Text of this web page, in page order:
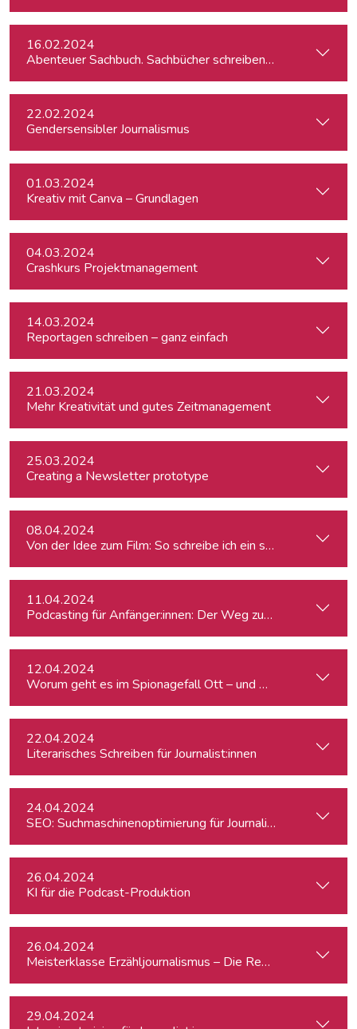
16.02.2024
Abenteuer Sachbuch. Sachbücher schreiben für
22.02.2024
Gendersensibler Journalismus
01.03.2024
Kreativ mit Canva – Grundlagen
04.03.2024
Crashkurs Projektmanagement
14.03.2024
Reportagen schreiben – ganz einfach
21.03.2024
Mehr Kreativität und gutes Zeitmanagement
25.03.2024
Creating a Newsletter prototype
08.04.2024
Von der Idee zum Film: So schreibe ich ein schlüssiges
11.04.2024
Podcasting für Anfänger:innen: Der Weg zum eigenen
12.04.2024
Worum geht es im Spionagefall Ott – und wie reagiert die
22.04.2024
Literarisches Schreiben für Journalist:innen
24.04.2024
SEO: Suchmaschinenoptimierung für Journalist:innen
26.04.2024
KI für die Podcast-Produktion
26.04.2024
Meisterklasse Erzähljournalismus – Die
29.04.2024